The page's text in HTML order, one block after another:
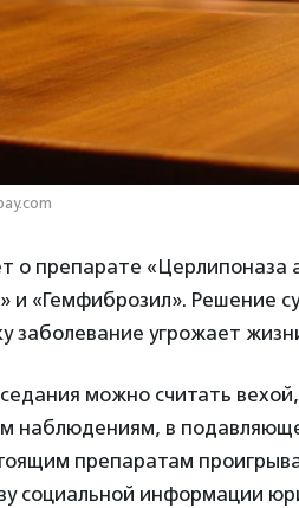
о препарате «Церлипоназа
и «Гемфиброзил». Решение
заболевание угрожает
можно считать
наблюдениям, в
препаратам
социальной информации